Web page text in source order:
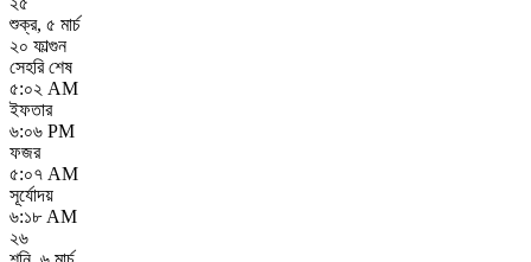
শুক্র, ৫ মার্চ
২০ ফাল্গুন
সেহরি শেষ
৫:০২ AM
ইফতার
৬:০৬ PM
ফজর
৫:০৭ AM
সূর্যোদয়
৬:১৮ AM
২৬